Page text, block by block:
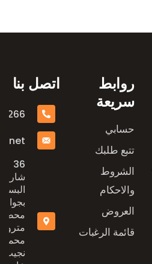
روابط
سريعة
حسابي
تتبع طلبك
الشروط
والاحكام
العروض
قائمة الرغبات
اتصل بنا
36
شارع
بجوار
محطة
مترو
محمد
نجيب،